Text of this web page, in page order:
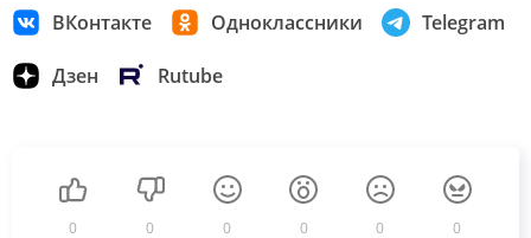
ВКонтакте Одноклассники Telegram
Дзен Rutube
0 0 0 0 0 0